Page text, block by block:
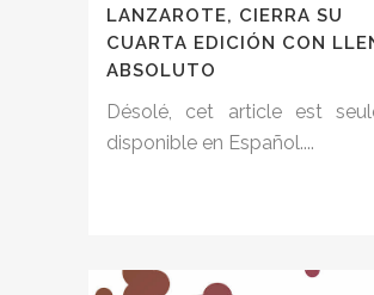
LANZAROTE, CIERRA SU
CUARTA EDICIÓN CON
ABSOLUTO
Désolé, cet article est
disponible en Español....